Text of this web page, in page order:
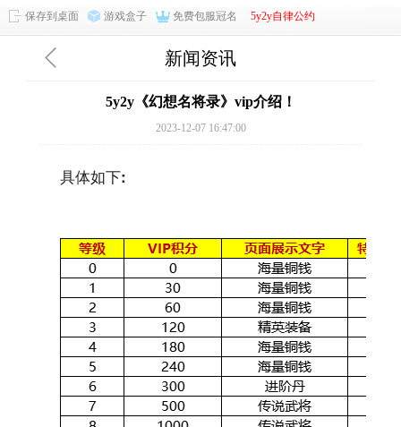
保存到桌面 游戏盒子 免费包服冠名 5y2y自律公约
新闻资讯
5y2y《幻想名将录》vip介绍！
2023-12-07 16:47:00